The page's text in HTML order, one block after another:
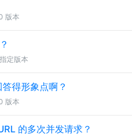
版本
定版本
得形象点啊？
版本
的多次并发请求？